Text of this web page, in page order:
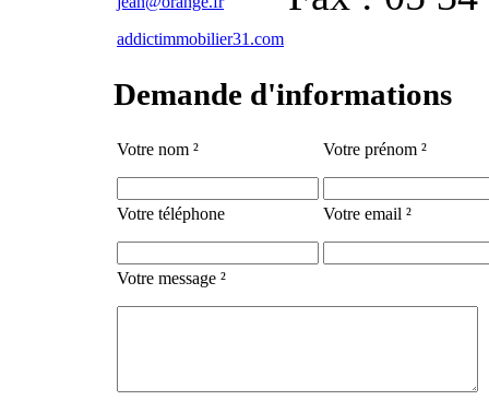
addictimmobilier31.com
Demande d'informations
Votre nom ² Votre prénom ²
Votre téléphone Votre email ²
Votre message ²